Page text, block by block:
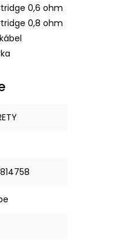
0,6 ohm
0,8 ohm